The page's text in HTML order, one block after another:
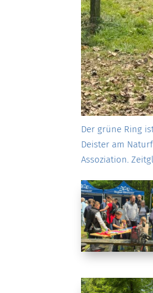
Der grüne Ring
Deister am
Assoziation.